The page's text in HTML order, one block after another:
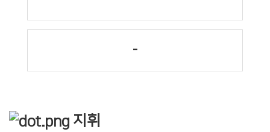
-
지휘